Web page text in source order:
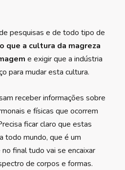
pesquisas e de todo tipo de
o que a cultura da magreza
e exigir que a indústria
para mudar esta cultura.
receber informações sobre
e físicas que ocorrem
ficar claro que estas
todo mundo, que é um
final tudo vai se encaixar
de corpos e formas.